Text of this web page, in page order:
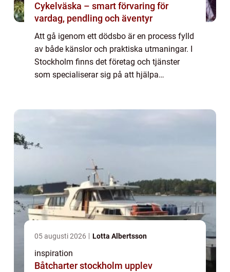
Cykelväska – smart förvaring för
vardag, pendling och äventyr
Att gå igenom ett dödsbo är en process fylld
av både känslor och praktiska utmaningar. I
Stockholm finns det företag och tjänster
som specialiserar sig på att hjälpa
05 augusti 2026 Lotta Albertsson
inspiration
Båtcharter stockholm upplev